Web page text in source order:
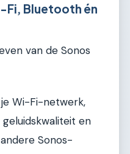
Bluetooth én
van de Sonos
Wi-Fi-netwerk,
en
Sonos-